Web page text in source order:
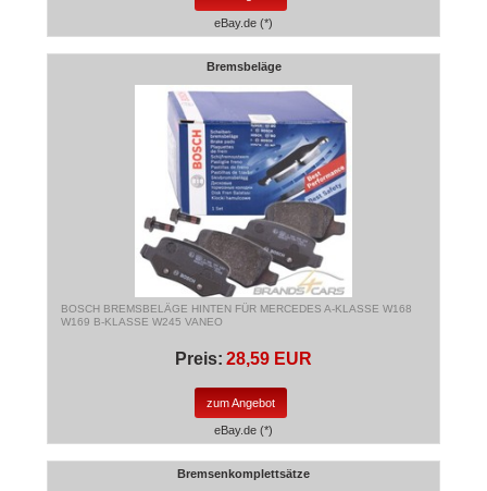
eBay.de (*)
Bremsbeläge
BOSCH BREMSBELÄGE HINTEN FÜR MERCEDES A-KLASSE W168
W169 B-KLASSE W245 VANEO
Preis: 28,59 EUR
zum Angebot
eBay.de (*)
Bremsenkomplettsätze